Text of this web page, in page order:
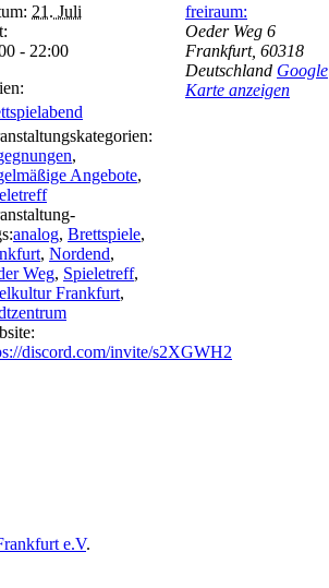
21. Juli
- 22:00
,
Angebote,
analog, Brettspiele,
, Nordend,
Weg, Spieletreff,
Frankfurt,
discord.com/invite/s2XGWH2
freiraum:
Oeder Weg 6
Frankfurt, 60318
Deutschland Google
Karte anzeigen
e.V.